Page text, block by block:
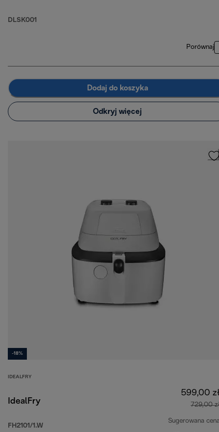
DLSK001
Porównaj
Dodaj do koszyka
Odkryj więcej
-18%
IDEALFRY
IdealFry
FH2101/1.W
599,00
729,00
Sugerowana